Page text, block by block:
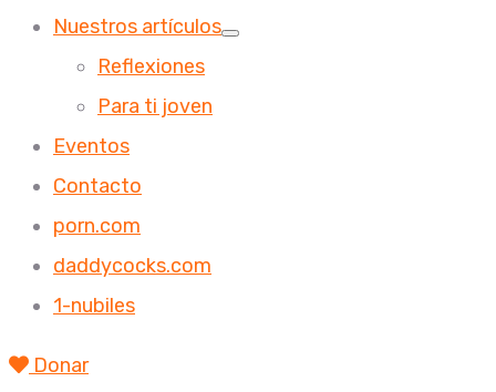
Nuestros artículos
Reflexiones
Para ti joven
Eventos
Contacto
porn.com
daddycocks.com
1-nubiles
Donar